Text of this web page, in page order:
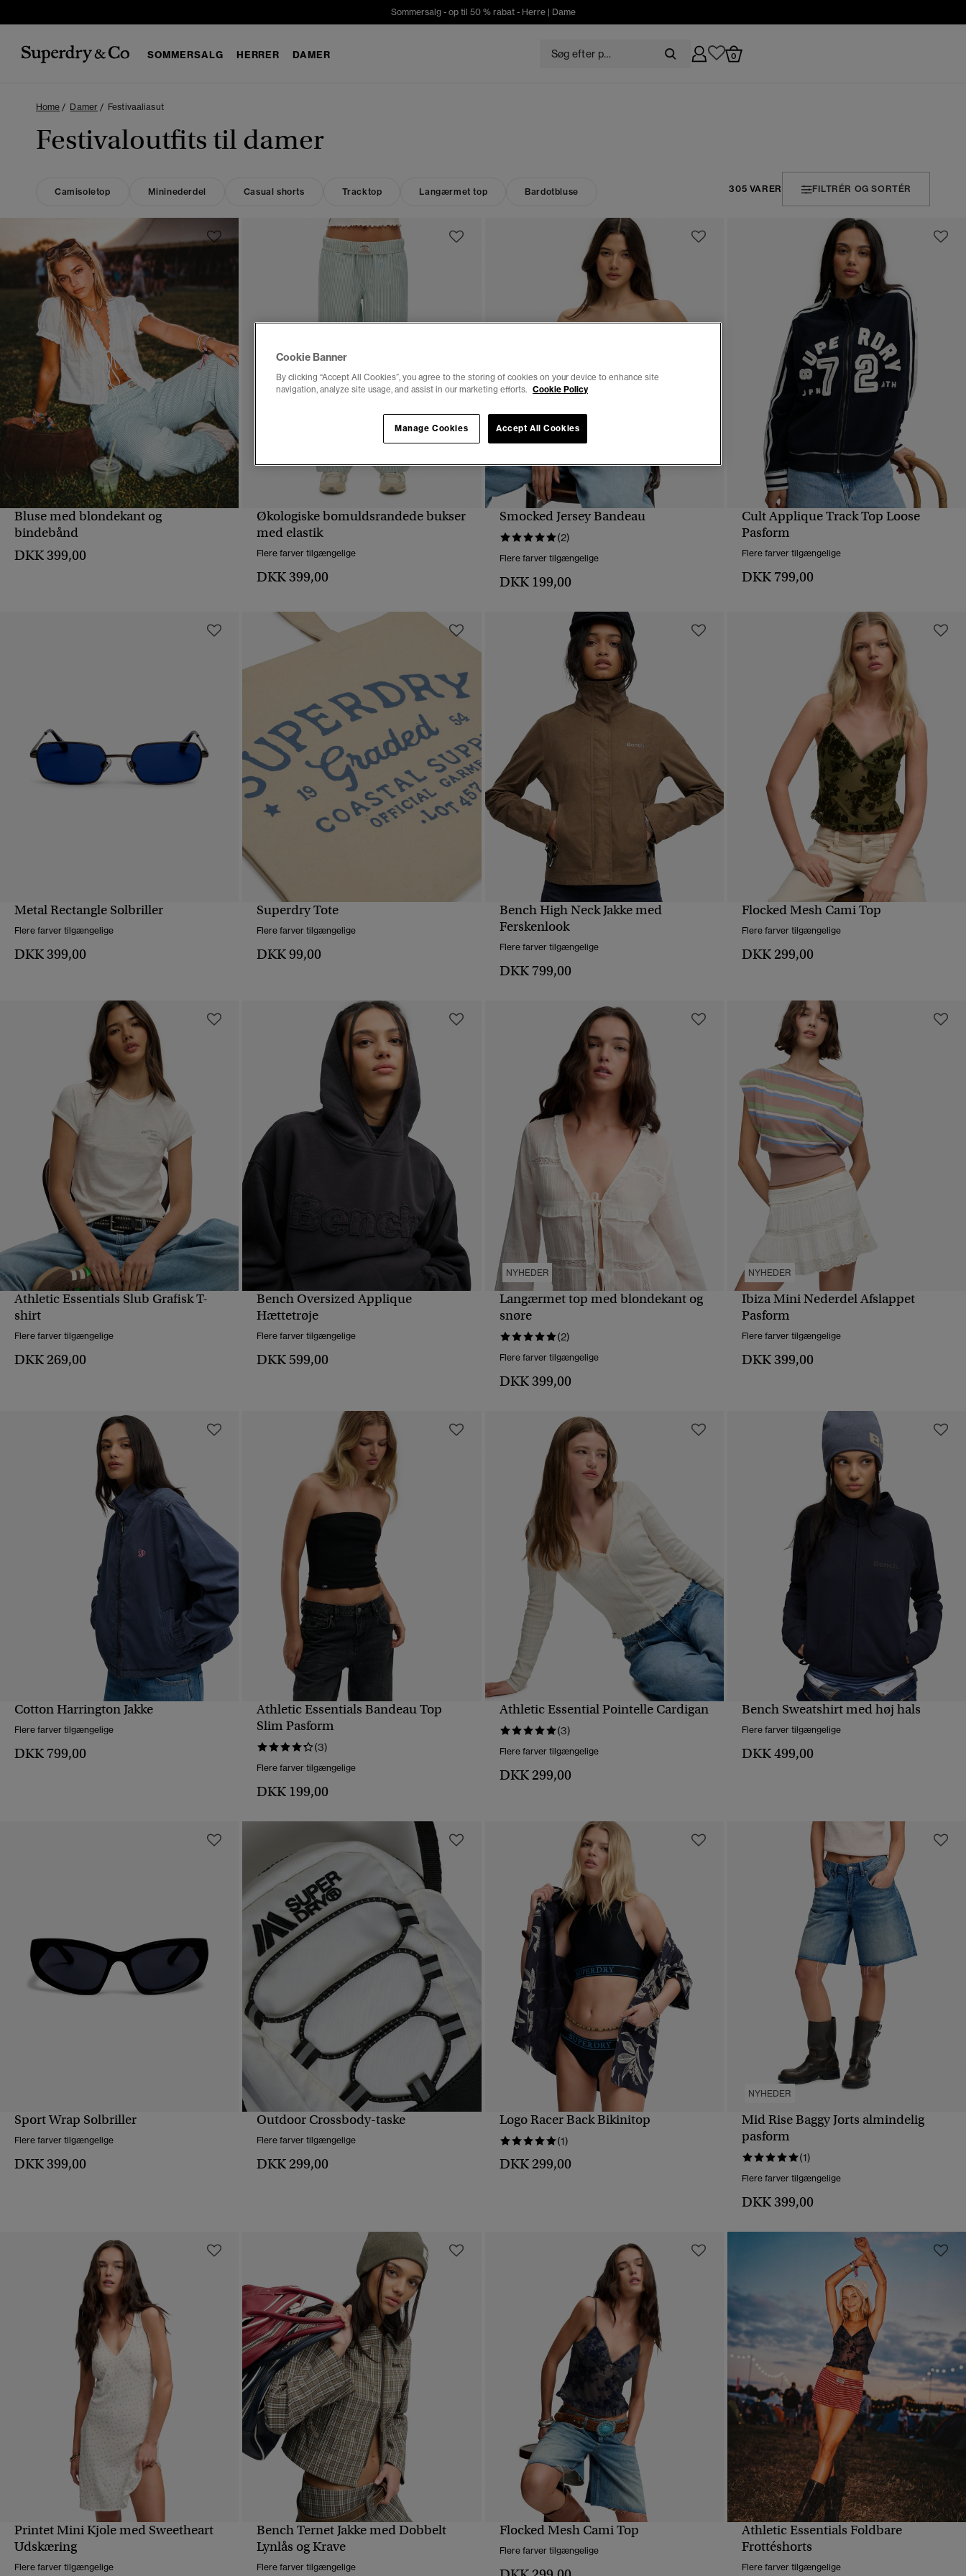
Sommersalg - op til 50 % rabat - Herre| Dame
SOMMERSALG HERRER DAMER 0
Home Damer Festivaaliasut
Festivaloutfits til damer
Camisoletop Mininederdel Casual shorts Tracktop Langærmet top Bardotbluse 305 VARER FILTRÉR OG SORTÉR
HURTIGVISNING
Bluse med blondekant og
bindebånd
DKK 399,00
Økologiske bomuldsrandede bukser
med elastik
Flere farver tilgængelige
DKK 399,00
HURTIGVISNING
Smocked Jersey Bandeau
(2)
Flere farver tilgængelige
DKK 199,00
HURTIGVISNING
Cult Applique Track Top Loose
Pasform
Flere farver tilgængelige
DKK 799,00
HURTIGVISNING
Metal Rectangle Solbriller
Flere farver tilgængelige
DKK 399,00
Superdry Tote
Flere farver tilgængelige
DKK 99,00
Bench High Neck Jakke med
Ferskenlook
Flere farver tilgængelige
DKK 799,00
HURTIGVISNING
Flocked Mesh Cami Top
Flere farver tilgængelige
DKK 299,00
Athletic Essentials Slub Grafisk T-
shirt
Flere farver tilgængelige
DKK 269,00
HURTIGVISNING
Bench Oversized Applique
Hættetrøje
Flere farver tilgængelige
DKK 599,00
NYHEDER
HURTIGVISNING
Langærmet top med blondekant og
snøre
(2)
Flere farver tilgængelige
DKK 399,00
NYHEDER
Ibiza Mini Nederdel Afslappet
Pasform
Flere farver tilgængelige
DKK 399,00
HURTIGVISNING
Cotton Harrington Jakke
Flere farver tilgængelige
DKK 799,00
Athletic Essentials Bandeau Top
Slim Pasform
(3)
Flere farver tilgængelige
DKK 199,00
Athletic Essential Pointelle Cardigan
(3)
Flere farver tilgængelige
DKK 299,00
Bench Sweatshirt med høj hals
Flere farver tilgængelige
DKK 499,00
Sport Wrap Solbriller
Flere farver tilgængelige
DKK 399,00
HURTIGVISNING
Outdoor Crossbody-taske
Flere farver tilgængelige
DKK 299,00
Logo Racer Back Bikinitop
(1)
DKK 299,00
NYHEDER
HURTIGVISNING
Mid Rise Baggy Jorts almindelig
pasform
(1)
Flere farver tilgængelige
DKK 399,00
HURTIGVISNING
Printet Mini Kjole med Sweetheart
Udskæring
Flere farver tilgængelige
Bench Ternet Jakke med Dobbelt
Lynlås og Krave
Flere farver tilgængelige
HURTIGVISNING
Flocked Mesh Cami Top
Flere farver tilgængelige
Athletic Essentials Foldbare
Frottéshorts
Flere farver tilgængelige
Cookie Banner
By clicking “Accept All Cookies”, you agree to the storing of cookies on your device to enhance site
navigation, analyze site usage, and assist in our marketing efforts. Cookie Policy
Accept All Cookies
Manage Cookies